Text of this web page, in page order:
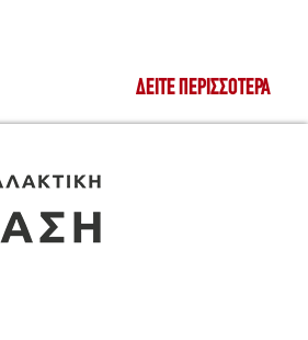
ΔΕΊΤΕ ΠΕΡΙΣΣΌΤΕΡΑ